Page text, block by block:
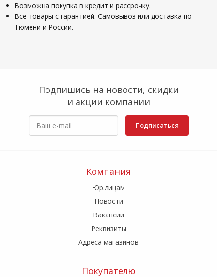
Возможна покупка в кредит и рассрочку.
Все товары с гарантией. Самовывоз или доставка по
Тюмени и России.
Подпишись на новости, скидки
и акции компании
Подписаться
Компания
Юр.лицам
Новости
Вакансии
Реквизиты
Адреса магазинов
Покупателю